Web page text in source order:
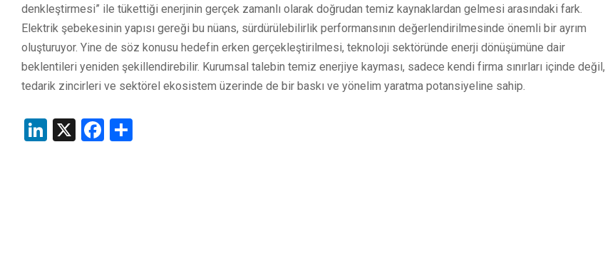
denkleştirmesi” ile tükettiği enerjinin gerçek zamanlı olarak doğrudan temiz kaynaklardan gelmesi arasındaki fark.
Elektrik şebekesinin yapısı gereği bu nüans, sürdürülebilirlik performansının değerlendirilmesinde önemli bir ayrım
oluşturuyor. Yine de söz konusu hedefin erken gerçekleştirilmesi, teknoloji sektöründe enerji dönüşümüne dair
beklentileri yeniden şekillendirebilir. Kurumsal talebin temiz enerjiye kayması, sadece kendi firma sınırları içinde değil,
tedarik zincirleri ve sektörel ekosistem üzerinde de bir baskı ve yönelim yaratma potansiyeline sahip.
LinkedIn
X Facebook